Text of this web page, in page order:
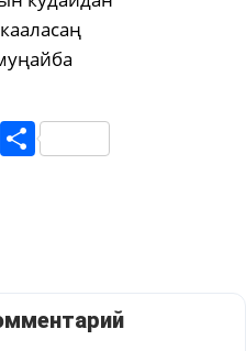
Messenger
Share